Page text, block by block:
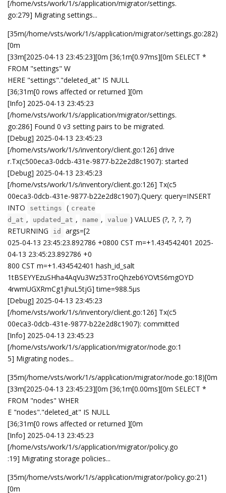
[/home/vsts/work/1/s/application/migrator/settings.
go:279] Migrating settings...
[35m(/home/vsts/work/1/s/application/migrator/settings.go:282)
[0m
[33m[2025-04-13 23:45:23][0m [36;1m[0.97ms][0m SELECT *
FROM "settings" W
HERE "settings"."deleted_at" IS NULL
[36;31m[0 rows affected or returned ][0m
[Info] 2025-04-13 23:45:23
[/home/vsts/work/1/s/application/migrator/settings.
go:286] Found 0 v3 setting pairs to be migrated.
[Debug] 2025-04-13 23:45:23
[/home/vsts/work/1/s/inventory/client.go:126] drive
r.Tx(c500eca3-0dcb-431e-9877-b22e2d8c1907): started
[Debug] 2025-04-13 23:45:23
[/home/vsts/work/1/s/inventory/client.go:126] Tx(c5
00eca3-0dcb-431e-9877-b22e2d8c1907).Query: query=INSERT
INTO
settings ( create
d_at , updated_at , name , value ) VALUES (?, ?, ?, ?)
RETURNING
id
args=[2
025-04-13 23:45:23.892786 +0800 CST m=+1.434542401 2025-
04-13 23:45:23.892786 +0
800 CST m=+1.434542401 hash_id_salt
1tBSEYYEzuSHha4AqVu3Wz53TroQhzeb6YOVtS6mgOYD
4rwmUGXRmCg1jhuL5tjG] time=988.5µs
[Debug] 2025-04-13 23:45:23
[/home/vsts/work/1/s/inventory/client.go:126] Tx(c5
00eca3-0dcb-431e-9877-b22e2d8c1907): committed
[Info] 2025-04-13 23:45:23
[/home/vsts/work/1/s/application/migrator/node.go:1
5] Migrating nodes...
[35m(/home/vsts/work/1/s/application/migrator/node.go:18)[0m
[33m[2025-04-13 23:45:23][0m [36;1m[0.00ms][0m SELECT *
FROM "nodes" WHER
E "nodes"."deleted_at" IS NULL
[36;31m[0 rows affected or returned ][0m
[Info] 2025-04-13 23:45:23
[/home/vsts/work/1/s/application/migrator/policy.go
:19] Migrating storage policies...
[35m(/home/vsts/work/1/s/application/migrator/policy.go:21)
[0m